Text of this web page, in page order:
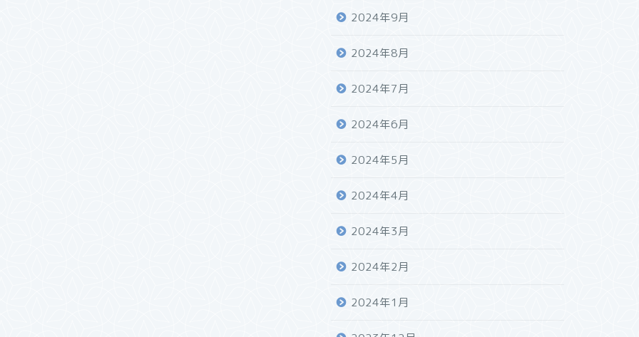
2024年9月
2024年8月
2024年7月
2024年6月
2024年5月
2024年4月
2024年3月
2024年2月
2024年1月